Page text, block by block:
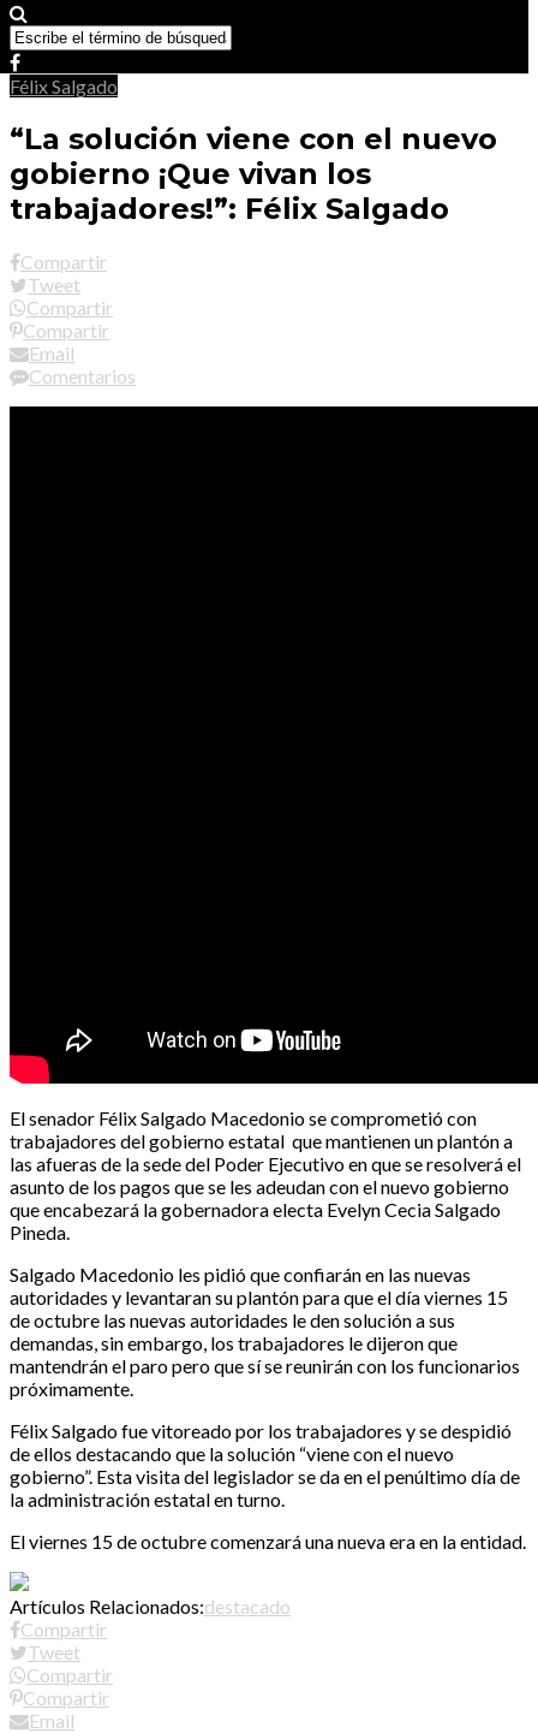
Félix Salgado
“La solución viene con el nuevo
gobierno ¡Que vivan los
trabajadores!”: Félix Salgado
Compartir
Tweet
Compartir
Compartir
Email
Comentarios
El senador Félix Salgado Macedonio se comprometió con
trabajadores del gobierno estatal que mantienen un plantón a
las afueras de la sede del Poder Ejecutivo en que se resolverá el
asunto de los pagos que se les adeudan con el nuevo gobierno
que encabezará la gobernadora electa Evelyn Cecia Salgado
Pineda.
Salgado Macedonio les pidió que confiarán en las nuevas
autoridades y levantaran su plantón para que el día viernes 15
de octubre las nuevas autoridades le den solución a sus
demandas, sin embargo, los trabajadores le dijeron que
mantendrán el paro pero que sí se reunirán con los funcionarios
próximamente.
Félix Salgado fue vitoreado por los trabajadores y se despidió
de ellos destacando que la solución “viene con el nuevo
gobierno”. Esta visita del legislador se da en el penúltimo día de
la administración estatal en turno.
El viernes 15 de octubre comenzará una nueva era en la entidad.
Artículos Relacionados:destacado
Compartir
Tweet
Compartir
Compartir
Email